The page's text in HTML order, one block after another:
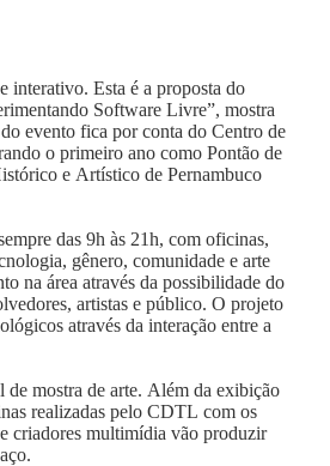
interativo. Esta é a proposta do
Software Livre”, mostra
evento fica por conta do Centro de
o primeiro ano como Pontão de
e Artístico de Pernambuco
das 9h às 21h, com oficinas,
gênero, comunidade e arte
na área através da possibilidade do
artistas e público. O projeto
através da interação entre a
mostra de arte. Além da exibição
realizadas pelo CDTL com os
criadores multimídia vão produzir